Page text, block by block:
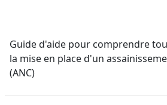
Guide d'aide pour comprendre
la mise en place d'un
(ANC)